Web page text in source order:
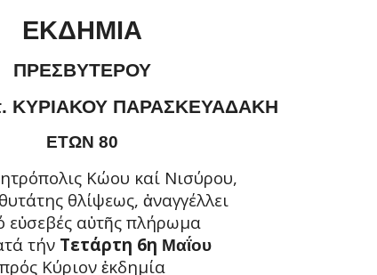
ΕΚΔΗΜΙΑ
ΠΡΕΣΒΥΤΕΡΟΥ
ΚΥΡΙΑΚΟΥ ΠΑΡΑΣΚΕΥΑΔΑΚΗ
ΕΤΩΝ 80
Κώου καί Νισύρου,
θλίψεως, ἀναγγέλλει
εὐσεβές αὐτῆς πλήρωμα
τήν Τετάρτη 6η Μαΐου
πρός Κύριον ἐκδημία